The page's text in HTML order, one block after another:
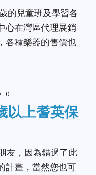
的兒童班及學習各
心在灣區代理展銷
各種樂器的售價也
0
以上耆英保
友，因為錯過了此
計畫，當然您也可